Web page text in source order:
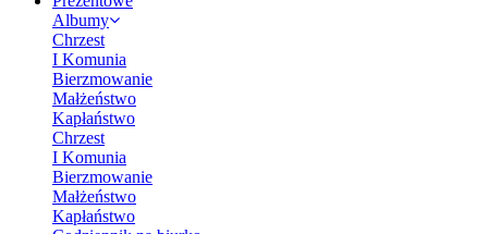
Albumy
Chrzest
I Komunia
Bierzmowanie
Małżeństwo
Kapłaństwo
Chrzest
I Komunia
Bierzmowanie
Małżeństwo
Kapłaństwo